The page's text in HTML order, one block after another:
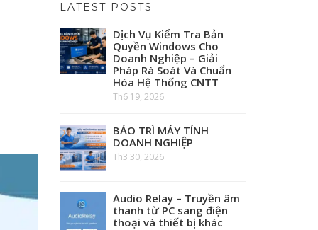
LATEST POSTS
Dịch Vụ Kiểm Tra Bản
Quyền Windows Cho
Doanh Nghiệp – Giải
Pháp Rà Soát Và Chuẩn
Hóa Hệ Thống CNTT
Th6 19, 2026
BẢO TRÌ MÁY TÍNH
DOANH NGHIỆP
Th3 30, 2026
Audio Relay – Truyền âm
thanh từ PC sang điện
thoại và thiết bị khác